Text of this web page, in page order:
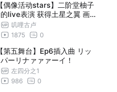
【偶像活动stars】二阶堂柚子
的live表演 获得土星之翼 画质
修复|第二季-17话
叽哩古卢
1875
0
【第五舞台】Ep6插入曲 リッ
パーリナァァァーイ！
左四分之1
986
0